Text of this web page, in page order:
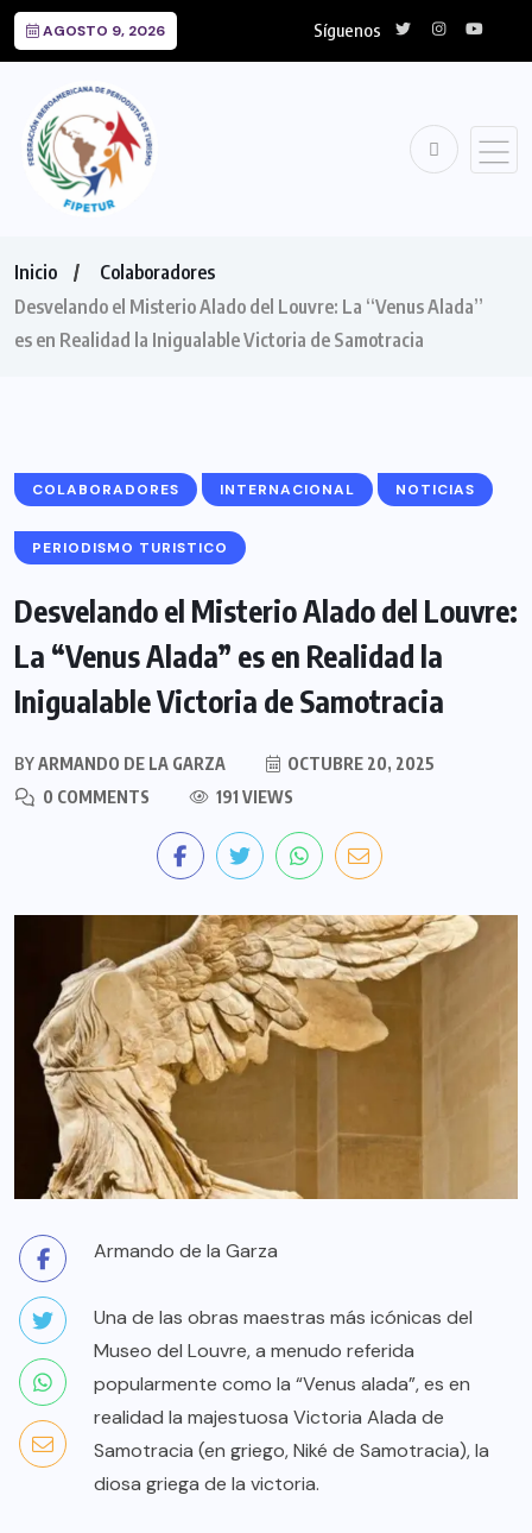
AGOSTO 9, 2026 Síguenos
Inicio
Colaboradores
Desvelando el Misterio Alado del Louvre: La “Venus Alada”
es en Realidad la Inigualable Victoria de Samotracia
COLABORADORES INTERNACIONAL NOTICIAS
PERIODISMO TURISTICO
Desvelando el Misterio Alado del Louvre:
La “Venus Alada” es en Realidad la
Inigualable Victoria de Samotracia
BYARMANDO DE LA GARZA
OCTUBRE 20, 2025
0 COMMENTS
191 VIEWS
Armando de la Garza
Una de las obras maestras más icónicas del
Museo del Louvre, a menudo referida
popularmente como la “Venus alada”, es en
realidad la majestuosa Victoria Alada de
Samotracia (en griego, Niké de Samotracia), la
diosa griega de la victoria.